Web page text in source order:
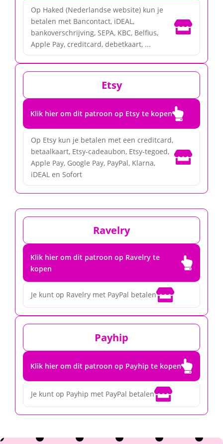
Op Haked (Nederlandse website) kun je
betalen met Bancontact, iDEAL,
bankoverschrijving, SEPA, KBC, Belfius,
Apple Pay, creditcard, debetkaart, ...

Etsy
Klik hier om dit patroon op Etsy te kopen
Op Etsy kun je betalen met een creditcard,
betaalkaart, Etsy-cadeaubon, Etsy-tegoed,
Apple Pay, Google Pay, PayPal, Klarna,
iDEAL en Sofort

Ravelry
Klik hier om dit patroon op Ravelry te
kopen

Je kunt op Ravelry met PayPal betalen
Payhip
Klik hier om dit patroon op Payhip te kopen
Je kunt op Payhip met PayPal betalen